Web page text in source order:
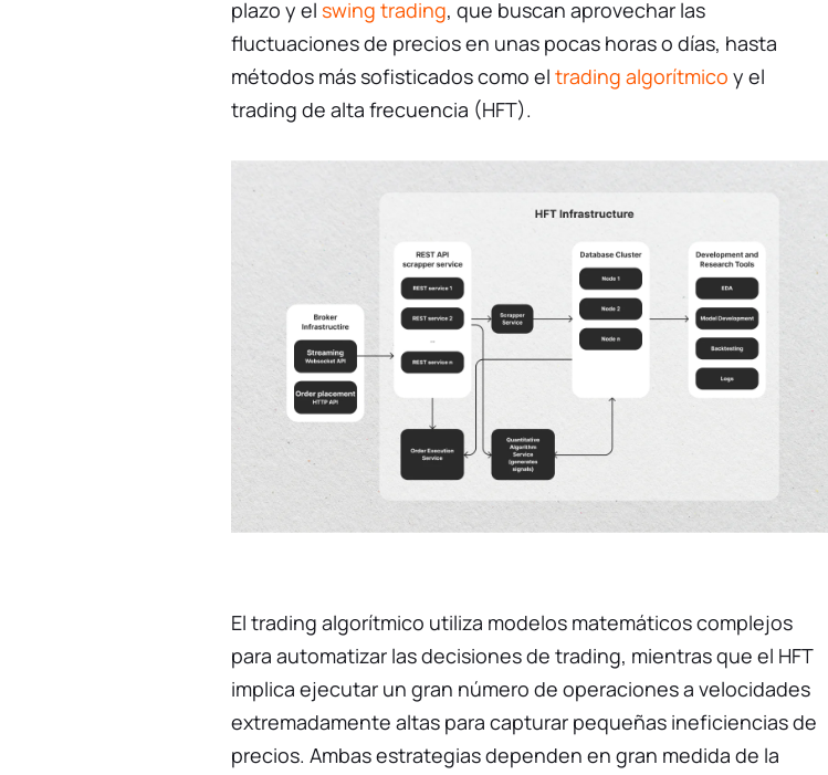
plazo y el swing trading, que buscan aprovechar las
fluctuaciones de precios en unas pocas horas o días, hasta
métodos más sofisticados como el trading algorítmico y el
trading de alta frecuencia (HFT).
El trading algorítmico utiliza modelos matemáticos complejos
para automatizar las decisiones de trading, mientras que el HFT
implica ejecutar un gran número de operaciones a velocidades
extremadamente altas para capturar pequeñas ineficiencias de
precios. Ambas estrategias dependen en gran medida de la